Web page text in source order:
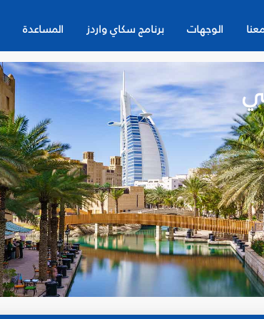
الوجهات برنامج سكاي واردز المساعدة